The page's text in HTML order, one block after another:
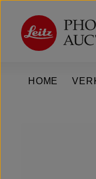
Hauptinhalt
Zur
HOME